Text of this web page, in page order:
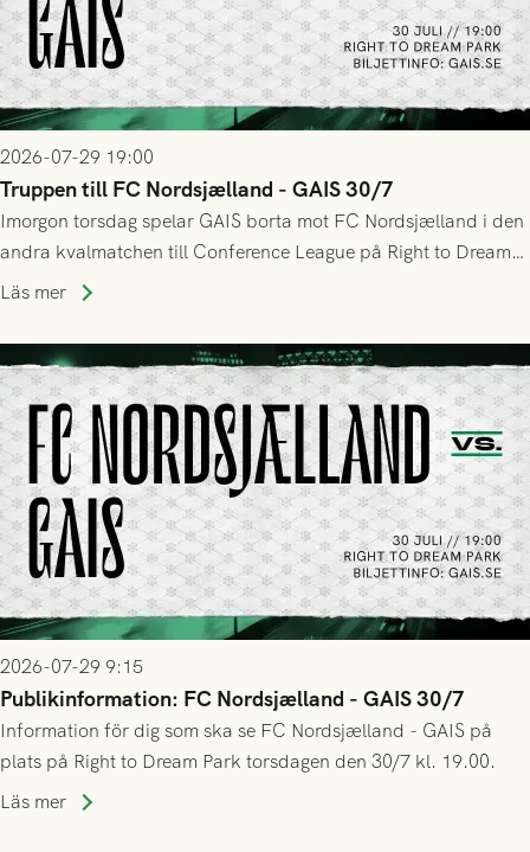
2026-07-29 19:00
Truppen till FC Nordsjælland - GAIS 30/7
Imorgon torsdag spelar GAIS borta mot FC Nordsjælland i den
andra kvalmatchen till Conference League på Right to Dream
Park! Fredrik Holmberg och ledarstaben har tagit ut följande
Läs mer
2026-07-29 9:15
Publikinformation: FC Nordsjælland - GAIS 30/7
Information för dig som ska se FC Nordsjælland - GAIS på
plats på Right to Dream Park torsdagen den 30/7 kl. 19.00.
Läs mer